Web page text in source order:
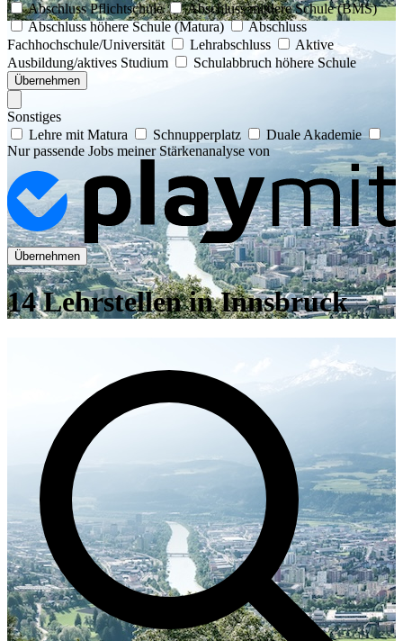
Abschluss Pflichtschule
Abschluss mittlere Schule (BMS)
Abschluss höhere Schule (Matura)
Abschluss
Fachhochschule/Universität
Lehrabschluss
Aktive
Ausbildung/aktives Studium
Schulabbruch höhere Schule
Übernehmen
Sonstiges
Lehre mit Matura
Schnupperplatz
Duale Akademie
Nur passende Jobs meiner Stärkenanalyse von
Übernehmen
14 Lehrstellen in Innsbruck